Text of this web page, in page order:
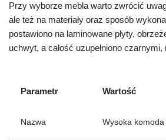
Przy wyborze mebla warto zwrócić
ale też na materiały oraz sposób
postawiono na laminowane płyty,
uchwyt, a całość uzupełniono
Parametr Wartość
Nazwa Wysoka